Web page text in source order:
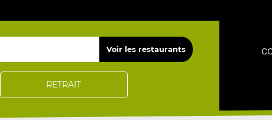
RETRAIT